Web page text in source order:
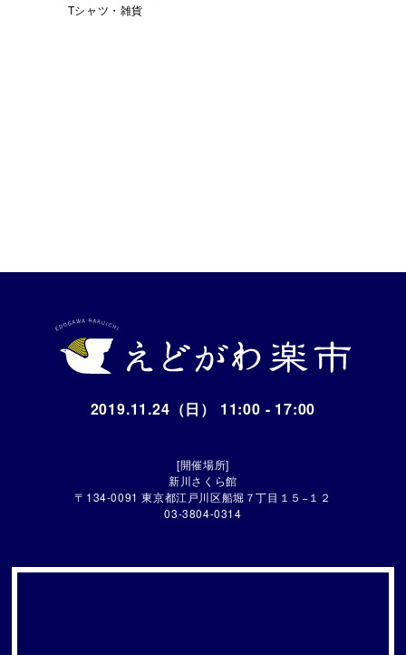
Tシャツ・雑貨
2019.11.24（日） 11:00 - 17:00
[開催場所]
新川さくら館
〒134-0091 東京都江戸川区船堀７丁目１５−１２
03-3804-0314